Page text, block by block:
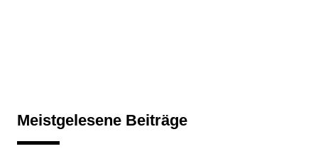
Meistgelesene Beiträge